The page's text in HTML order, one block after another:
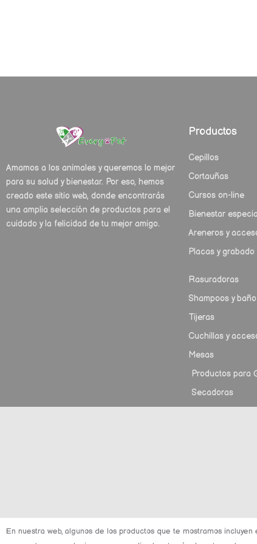
Amamos a los animales y queremos lo mejor
para su salud y bienestar. Por eso, hemos
creado este sitio web, donde encontrarás
una amplia selección de productos para el
cuidado y la felicidad de tu mejor amigo.
Productos
Cepillos
Cortauñas
Cursos on-line
Bienestar especial
Areneros y
Placas y grabado
Rasuradoras
Shampoos y baño
Tijeras
Cuchillas y
Mesas
Productos para
Secadoras
En nuestra web, algunos de los productos que te mostramos